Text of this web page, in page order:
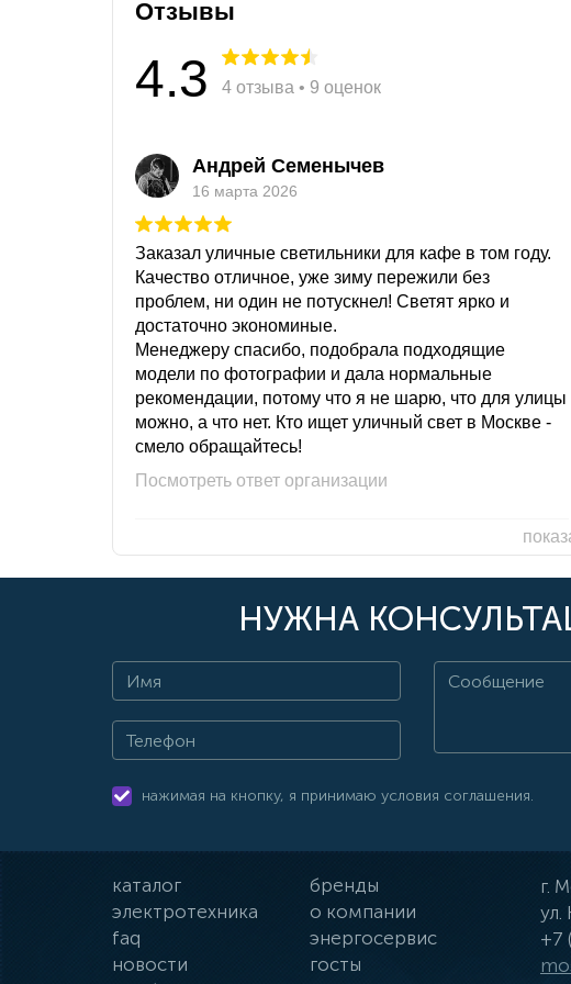
Отзывы
4.3 4 отзыва • 9 оценок
Андрей Семенычев
16 марта 2026
Заказал уличные светильники для кафе в том году.
Качество отличное, уже зиму пережили без
проблем, ни один не потускнел! Светят ярко и
достаточно экономиные.
Менеджеру спасибо, подобрала подходящие
модели по фотографии и дала нормальные
рекомендации, потому что я не шарю, что для улицы
можно, а что нет. Кто ищет уличный свет в Москве -
смело обращайтесь!
Посмотреть ответ организации
НУЖНА
нажимая на кнопку, я принимаю условия соглашения.
каталог
бренды
электротехника
о компании
faq
энергосервис
новости
госты
г.
ул.
+7